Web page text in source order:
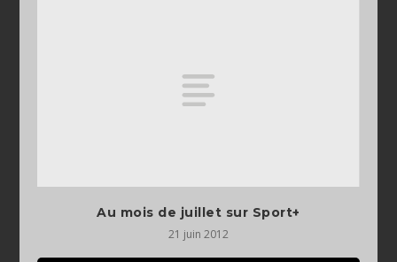
Au mois de juillet sur Sport+
21 juin 2012